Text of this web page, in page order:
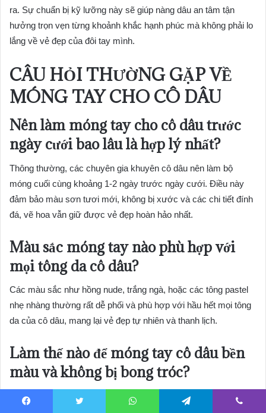
ra. Sự chuẩn bị kỹ lưỡng này sẽ giúp nàng dâu an tâm tận
hưởng trọn vẹn từng khoảnh khắc hạnh phúc mà không phải lo
lắng về vẻ đẹp của đôi tay mình.
CÂU HỎI THƯỜNG GẶP VỀ
MÓNG TAY CHO CÔ DÂU
Nên làm móng tay cho cô dâu trước
ngày cưới bao lâu là hợp lý nhất?
Thông thường, các chuyên gia khuyên cô dâu nên làm bộ
móng cuối cùng khoảng 1-2 ngày trước ngày cưới. Điều này
đảm bảo màu sơn tươi mới, không bị xước và các chi tiết đính
đá, vẽ hoa vẫn giữ được vẻ đẹp hoàn hảo nhất.
Màu sắc móng tay nào phù hợp với
mọi tông da cô dâu?
Các màu sắc như hồng nude, trắng ngà, hoặc các tông pastel
nhẹ nhàng thường rất dễ phối và phù hợp với hầu hết mọi tông
da của cô dâu, mang lại vẻ đẹp tự nhiên và thanh lịch.
Làm thế nào để móng tay cô dâu bền
màu và không bị bong tróc?
Để bộ móng tay cho cô dâu
bền đẹp, hãy chọn làm tại các